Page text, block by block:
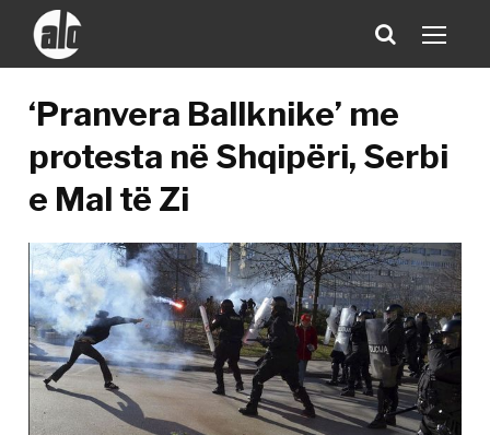
‘Pranvera Ballknike’ me
protesta në Shqipëri, Serbi
e Mal të Zi